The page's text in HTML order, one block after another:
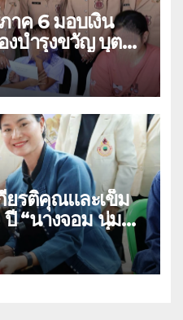
าค 6 มอบเงิน
งบำรุงขวัญ บุตร-
ยรติคุณและเข็ม
ง อำเภอเมือง